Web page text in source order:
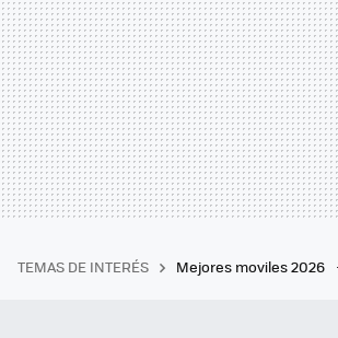
TEMAS DE INTERÉS Mejores moviles 2026